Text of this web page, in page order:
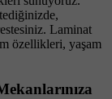
Laminat
özellikleri, yaşam